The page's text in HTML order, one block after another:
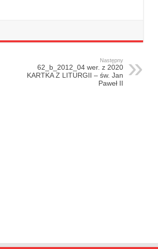
Następny
62_b_2012_04 wer. z 2020
KARTKA Z LITURGII – św. Jan
Paweł II